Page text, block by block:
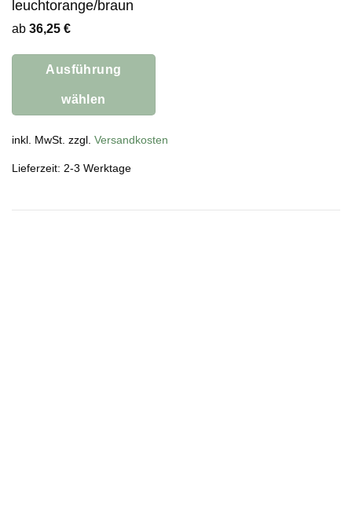
leuchtorange/braun
ab 36,25 €
Ausführung
wählen
Produkt
mehrere
inkl. MwSt. zzgl. Versandkosten
Lieferzeit: 2-3 Werktage